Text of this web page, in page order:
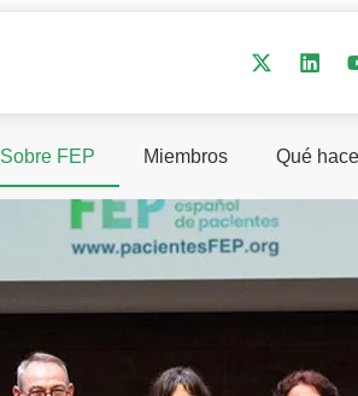
Sobre FEP Miembros Qué